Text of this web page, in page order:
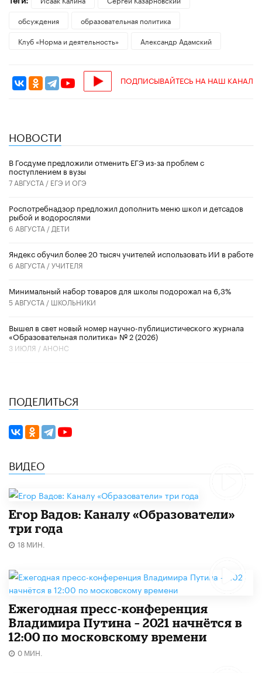
обсуждения
образовательная политика
Клуб «Норма и деятельность»
Александр Адамский
ПОДПИСЫВАЙТЕСЬ НА НАШ КАНАЛ
НОВОСТИ
В Госдуме предложили отменить ЕГЭ из-за проблем с
поступлением в вузы
7 АВГУСТА / ЕГЭ И ОГЭ
Роспотребнадзор предложил дополнить меню школ и детсадов
рыбой и водорослями
6 АВГУСТА / ДЕТИ
​Яндекс обучил более 20 тысяч учителей использовать ИИ в работе
6 АВГУСТА /УЧИТЕЛЯ
Минимальный набор товаров для школы подорожал на 6,3%
5 АВГУСТА / ШКОЛЬНИКИ
Вышел в свет новый номер научно-публицистического журнала
«Образовательная политика» № 2 (2026)
3 ИЮЛЯ / АНОНС
ПОДЕЛИТЬСЯ
ВИДЕО
Егор Вадов: Каналу «Образователи»
три года
18 МИН.
Ежегодная пресс-конференция
Владимира Путина – 2021 начнётся в
12:00 по московскому времени
0 МИН.